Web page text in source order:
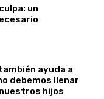
un
ayuda a
debemos llenar
hijos